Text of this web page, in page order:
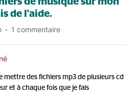
de l'aide.
1 commentaire
mettre des fichiers mp3 de plusieurs cd
et à chaque fois que je fais